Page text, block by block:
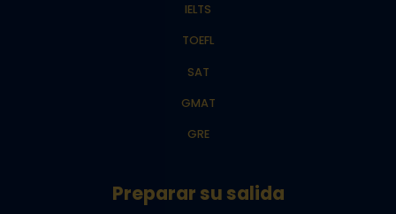
IELTS
TOEFL
SAT
GMAT
GRE
Preparar su salida